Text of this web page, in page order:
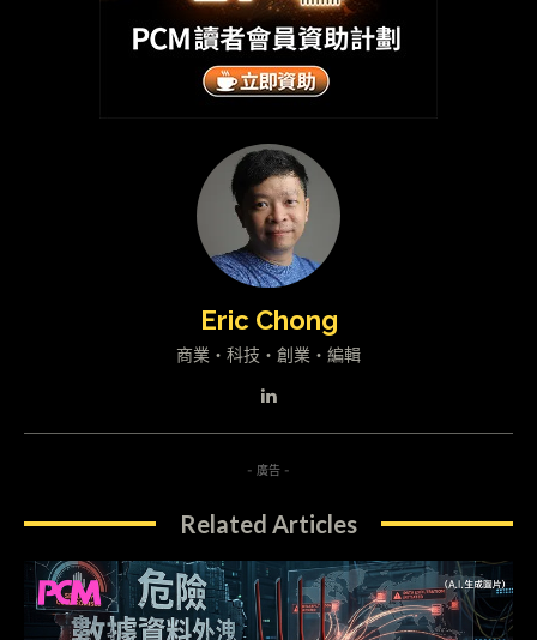
Eric Chong
商業・科技・創業・編輯
- 廣告 -
Related Articles